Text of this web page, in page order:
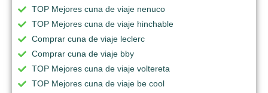
TOP Mejores cuna de viaje nenuco
TOP Mejores cuna de viaje hinchable
Comprar cuna de viaje leclerc
Comprar cuna de viaje bby
TOP Mejores cuna de viaje voltereta
TOP Mejores cuna de viaje be cool